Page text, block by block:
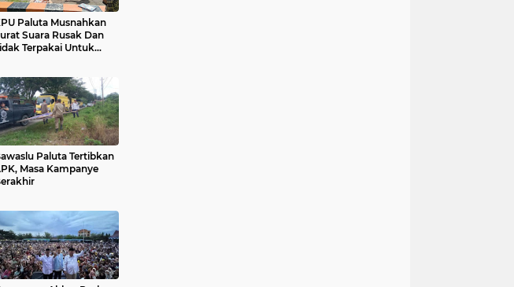
Paluta Musnahkan
Suara Rusak Dan
Terpakai Untuk
Paluta Tertibkan
Masa Kampanye